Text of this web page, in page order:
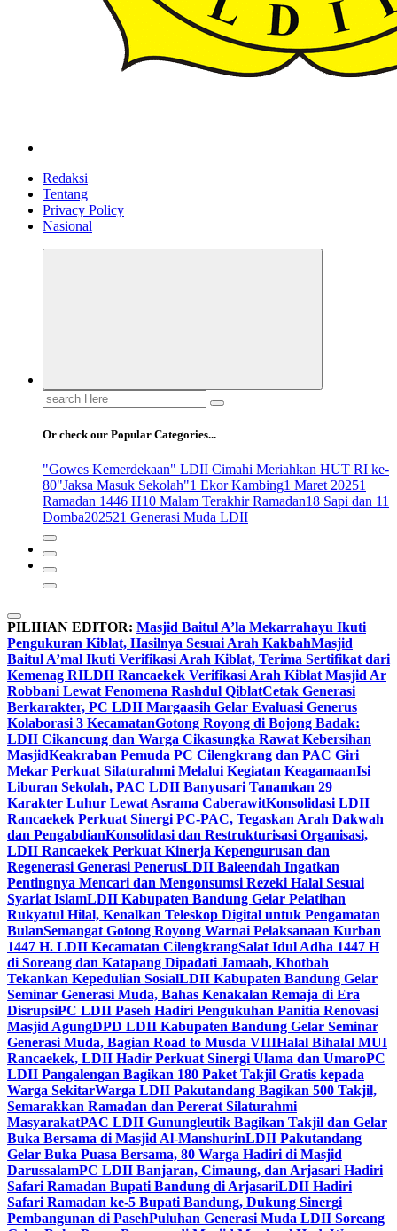
Redaksi
Tentang
Privacy Policy
Nasional
Search
for:
Or check our Popular Categories...
"Gowes Kemerdekaan" LDII Cimahi Meriahkan HUT RI ke-
80"Jaksa Masuk Sekolah"1 Ekor Kambing1 Maret 20251
Ramadan 1446 H10 Malam Terakhir Ramadan18 Sapi dan 11
Domba202521 Generasi Muda LDII
PILIHAN EDITOR: Masjid Baitul A’la Mekarrahayu Ikuti
Pengukuran Kiblat, Hasilnya Sesuai Arah KakbahMasjid
Baitul A’mal Ikuti Verifikasi Arah Kiblat, Terima Sertifikat dari
Kemenag RILDII Rancaekek Verifikasi Arah Kiblat Masjid Ar
Robbani Lewat Fenomena Rashdul QiblatCetak Generasi
Berkarakter, PC LDII Margaasih Gelar Evaluasi Generus
Kolaborasi 3 KecamatanGotong Royong di Bojong Badak:
LDII Cikancung dan Warga Cikasungka Rawat Kebersihan
MasjidKeakraban Pemuda PC Cilengkrang dan PAC Giri
Mekar Perkuat Silaturahmi Melalui Kegiatan KeagamaanIsi
Liburan Sekolah, PAC LDII Banyusari Tanamkan 29
Karakter Luhur Lewat Asrama CaberawitKonsolidasi LDII
Rancaekek Perkuat Sinergi PC-PAC, Tegaskan Arah Dakwah
dan PengabdianKonsolidasi dan Restrukturisasi Organisasi,
LDII Rancaekek Perkuat Kinerja Kepengurusan dan
Regenerasi Generasi PenerusLDII Baleendah Ingatkan
Pentingnya Mencari dan Mengonsumsi Rezeki Halal Sesuai
Syariat IslamLDII Kabupaten Bandung Gelar Pelatihan
Rukyatul Hilal, Kenalkan Teleskop Digital untuk Pengamatan
BulanSemangat Gotong Royong Warnai Pelaksanaan Kurban
1447 H. LDII Kecamatan CilengkrangSalat Idul Adha 1447 H
di Soreang dan Katapang Dipadati Jamaah, Khotbah
Tekankan Kepedulian SosialLDII Kabupaten Bandung Gelar
Seminar Generasi Muda, Bahas Kenakalan Remaja di Era
DisrupsiPC LDII Paseh Hadiri Pengukuhan Panitia Renovasi
Masjid AgungDPD LDII Kabupaten Bandung Gelar Seminar
Generasi Muda, Bagian Road to Musda VIIIHalal Bihalal MUI
Rancaekek, LDII Hadir Perkuat Sinergi Ulama dan UmaroPC
LDII Pangalengan Bagikan 180 Paket Takjil Gratis kepada
Warga SekitarWarga LDII Pakutandang Bagikan 500 Takjil,
Semarakkan Ramadan dan Pererat Silaturahmi
MasyarakatPAC LDII Gunungleutik Bagikan Takjil dan Gelar
Buka Bersama di Masjid Al-ManshurinLDII Pakutandang
Gelar Buka Puasa Bersama, 80 Warga Hadiri di Masjid
DarussalamPC LDII Banjaran, Cimaung, dan Arjasari Hadiri
Safari Ramadan Bupati Bandung di ArjasariLDII Hadiri
Safari Ramadan ke-5 Bupati Bandung, Dukung Sinergi
Pembangunan di PasehPuluhan Generasi Muda LDII Soreang